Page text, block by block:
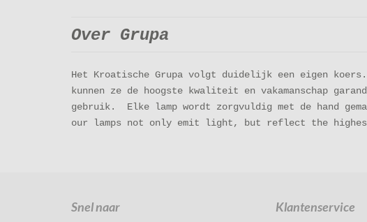
Over Grupa
Het Kroatische Grupa volgt duidelijk een eigen
kunnen ze de hoogste kwaliteit en vakamanschap
gebruik. Elke lamp wordt zorgvuldig met de hand
our lamps not only emit light, but reflect the
Snel naar Klantenservice